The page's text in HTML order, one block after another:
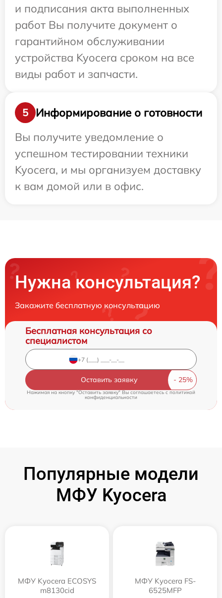
и подписания акта выполненных
работ Вы получите документ о
гарантийном обслуживании
устройства Kyocera сроком на все
виды работ и запчасти.
5
Информирование о готовности
Вы получите уведомление о
успешном тестировании техники
Kyocera, и мы организуем доставку
к вам домой или в офис.
Нужна консультация?
Закажите бесплатную консультацию
Бесплатная консультация со
специалистом
Оставить заявку
Нажимая на кнопку "Оставить заявку" Вы соглашаетесь c политикой
конфиденциальности
Популярные модели
МФУ Kyocera
МФУ Kyocera ECOSYS
m8130cid
МФУ Kyocera FS-
6525MFP